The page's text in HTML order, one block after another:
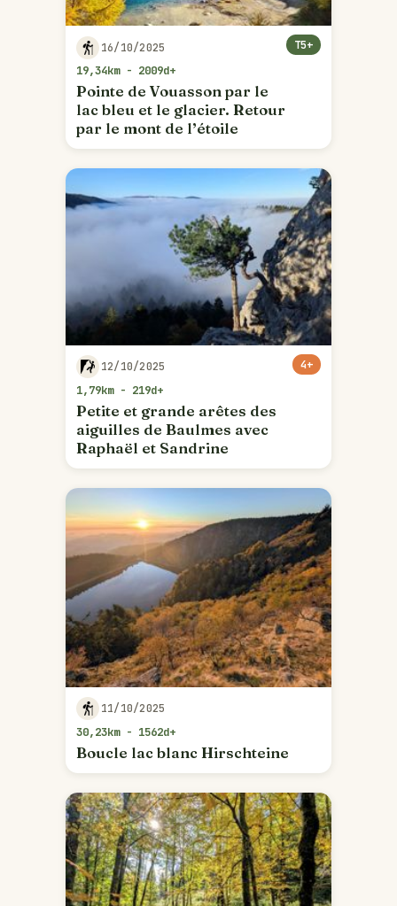
16/10/2025
19,34km - 2009d+
Pointe de Vouasson par le
lac bleu et le glacier. Retour
par le mont de l’étoile
T5+
12/10/2025
1,79km - 219d+
Petite et grande arêtes des
aiguilles de Baulmes avec
Raphaël et Sandrine
4+
11/10/2025
30,23km - 1562d+
Boucle lac blanc Hirschteine